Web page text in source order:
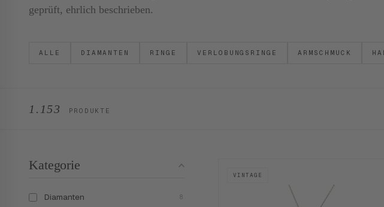
geprüft, ehrlich beschrieben.
ALLE DIAMANTEN RINGE VERLOBUNGSRINGE ARMSCHMUCK
1.153 PRODUKTE
Kategorie
Diamanten 8
VINTAGE